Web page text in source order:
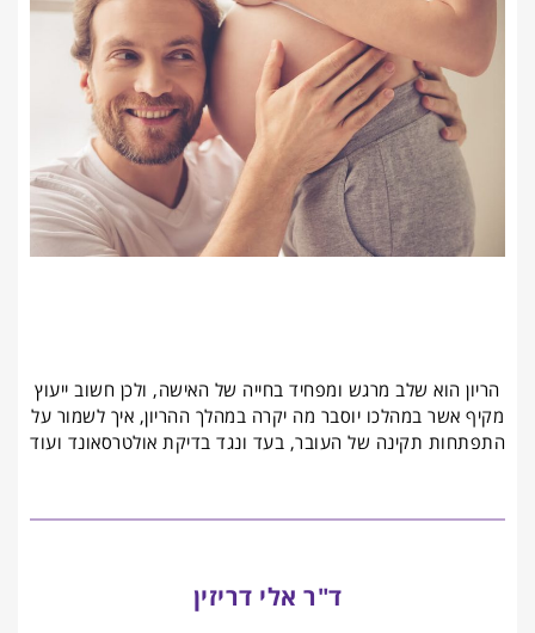
הריון הוא שלב מרגש ומפחיד בחייה של האישה, ולכן חשוב ייעוץ
מקיף אשר במהלכו יוסבר מה יקרה במהלך ההריון, איך לשמור על
התפתחות תקינה של העובר, בעד ונגד בדיקת אולטרסאונד ועוד
ד"ר אלי דריזין​